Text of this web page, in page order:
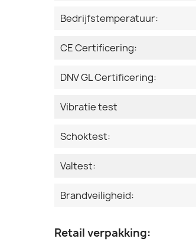
Bedrijfstemperatuur:
CE Certificering:
DNV GL Certificering:
Vibratie test
Schoktest:
Valtest:
Brandveiligheid:
Retail verpakking: